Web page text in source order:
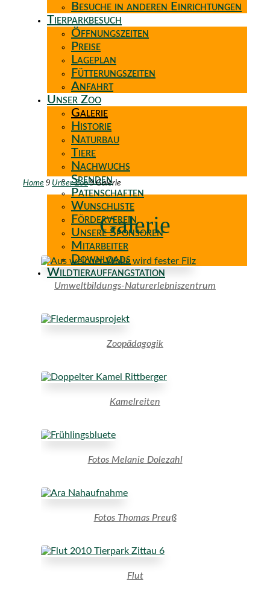
Besuche in anderen Einrichtungen
Tierparkbesuch
Öffnungszeiten
Preise
Lageplan
Fütterungszeiten
Anfahrt
Unser Zoo
Galerie
Historie
Naturbau
Tiere
Nachwuchs
Spenden
Patenschaften
Wunschliste
Förderverein
Unsere Sponsoren
Mitarbeiter
Downloads
Wildtierauffangstation
Home 9 Unser Zoo 9 Galerie
Galerie
Umweltbildungs-Naturerlebniszentrum
Zoopädagogik
Kamelreiten
Fotos Melanie Dolezahl
Fotos Thomas Preuß
Flut